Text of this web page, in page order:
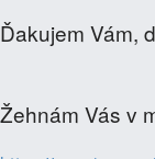
Ďakujem Vám,
Žehnám Vás v